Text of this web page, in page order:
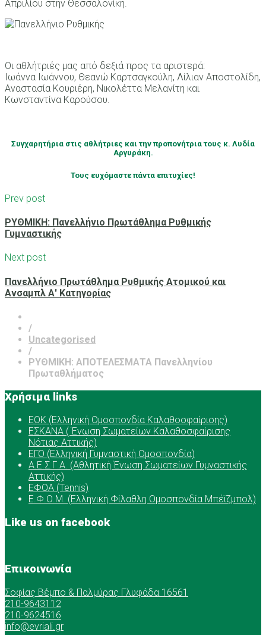
Απριλίου στην Θεσσαλονίκη.
Οι αθλήτριές μας από δεξιά προς τα αριστερά:
Ιωάννα Ιωάννου, Θεανώ Καρτσαγκούλη, Λίλιαν Αποστολίδη,
Αναστασία Κουριέρη, Νικολέττα Μελανίτη και
Κωνσταντίνα Καρούσου.
Συγχαρητήρια στις αθλήτριες και την προπονήτρια τους κ. Λυδία
Αργυράκη.
Τους ευχόμαστε πάντα επιτυχίες!
Prev post
ΡΥΘΜΙΚΗ: Πανελλήνιο Πρωτάθλημα Ρυθμικής
Γυμναστικής
Next post
Πανελλήνιο Πρωτάθλημα Ρυθμικής Ατομικού και
Ανσαμπλ Α' Κατηγορίας
/
Uncategorised
/
ΡΥΘΜΙΚΗ: ΑΠΟΤΕΛΕΣΜΑΤΑ Πανελληνίου
Πρωταθλήματος
Χρήσιμα links
ΕOK (Ελληνική Ομοσπονδία Καλαθοσφαίρισης)
ΕΣΚΑΝΑ ( Ένωση Σωματείων Καλαθοσφαίρισης
Νότιας Αττικής)
ΕΓΟ (Ελληνική Γυμναστική Ομοσπονδία)
Α.Ε.Σ.Γ.Α. (Αθλητική Ένωση Σωματείων Γυμναστικής
Αττικής)
ΕΦΟΑ (Tennis)
Ε.Φ.Ο.Μ. (Ελληνική Φίλαθλη Ομοσπονδία Μπέϊζμπολ)
Like us on facebook
Επικοινωνία
Σοφίας Βέμπο & Παλμύρας Γλυφάδα 16561
210-9643112
210-9624516
info@evriali.gr